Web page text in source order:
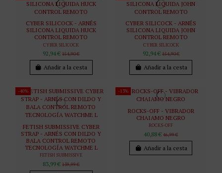
CYBER SILICOCK - ARNÉS
SILICONA LIQUIDA HUCK
CONTROL REMOTO
CYBER SILICOCK
92,94 €154,90 €
Añadir a la cesta
CYBER SILICOCK - ARNÉS
SILICONA LIQUIDA JOHN
CONTROL REMOTO
CYBER SILICOCK
92,94 €154,90 €
Añadir a la cesta
-40%
FETISH SUBMISSIVE CYBER
STRAP - ARNÉS CON DILDO Y
BALA CONTROL REMOTO
TECNOLOGÍA WATCHME L
FETISH SUBMISSIVE
83,99 €139,99 €
-13%
ROCKS-OFF - VIBRADOR
CHAIAMO NEGRO
ROCKS-OFF
40,88 €46,99 €
Añadir a la cesta